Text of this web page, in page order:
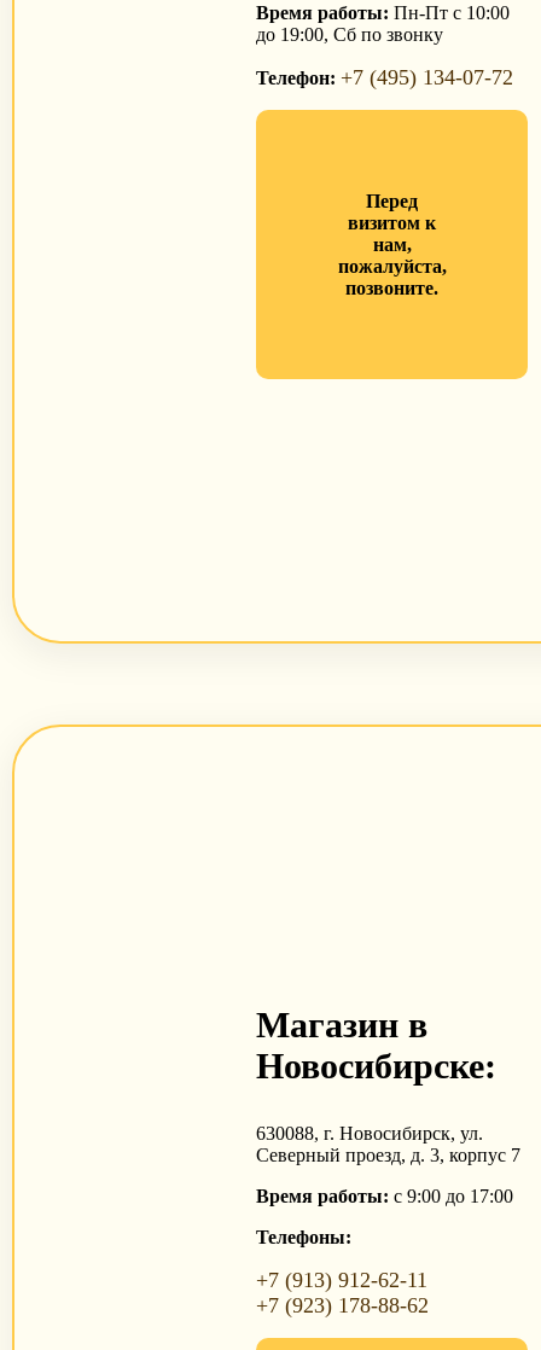
Время работы: Пн-Пт с 10:00
до 19:00, Сб по звонку
Телефон: +7 (495) 134-07-72
Перед
визитом к
нам,
пожалуйста,
позвоните.
Магазин в
Новосибирске:
630088, г. Новосибирск, ул.
Северный проезд, д. 3, корпус 7
Время работы: с 9:00 до 17:00
Телефоны:
+7 (913) 912-62-11
+7 (923) 178-88-62